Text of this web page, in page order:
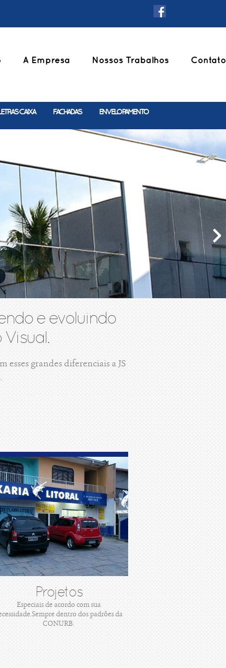
A Empresa Nossos Trabalhos Contato
ENVELOPAMENTO
FACHADAS
CAIXA
e evoluindo
grandes diferenciais a JS
Projetos
Especiais de acordo com sua
dentro dos padrões da
CONURB.